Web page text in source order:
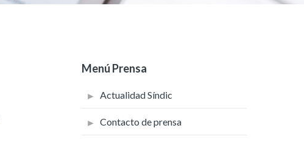
Menú Prensa
Actualidad Síndic
Contacto de prensa